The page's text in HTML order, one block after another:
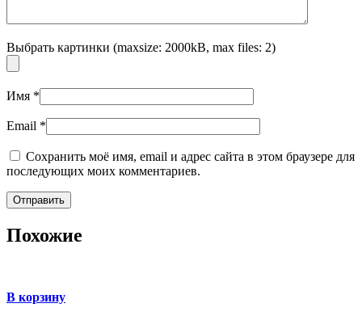
Выбрать картинки (maxsize: 2000kB, max files: 2)
Имя *
Email *
Сохранить моё имя, email и адрес сайта в этом браузере для
последующих моих комментариев.
Похожие
В корзину